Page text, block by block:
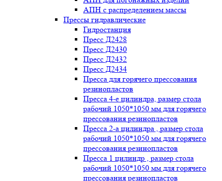
АПН с распределением массы
Прессы гидравлические
Гидростанция
Пресс Д2428
Пресс Д2430
Пресс Д2432
Пресс Д2434
Пресса для горячего прессования
резинопластов
Пресса 4-е цилиндра, размер стола
рабочий 1050*1050 мм для горячего
прессования резинопластов
Пресса 2-а цилиндра , размер стола
рабочий 1050*1050 мм для горячего
прессования резинопластов
Пресса 1 цилиндр , размер стола
рабочий 1050*1050 мм для горячего
прессования резинопластов